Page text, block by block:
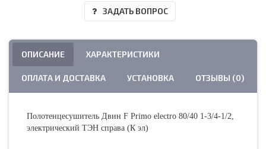
ЗАДАТЬ ВОПРОС
ОПИСАНИЕ ХАРАКТЕРИСТИКИ
ОПЛАТА И ДОСТАВКА УСТАНОВКА ОТЗЫВЫ (0)
Полотенцесушитель Двин F Primo electro 80/40 1-3/4-1/2,
электрический ТЭН справа (К эл)